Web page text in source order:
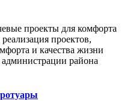
проекты для комфорта
проектов,
и качества жизни
района